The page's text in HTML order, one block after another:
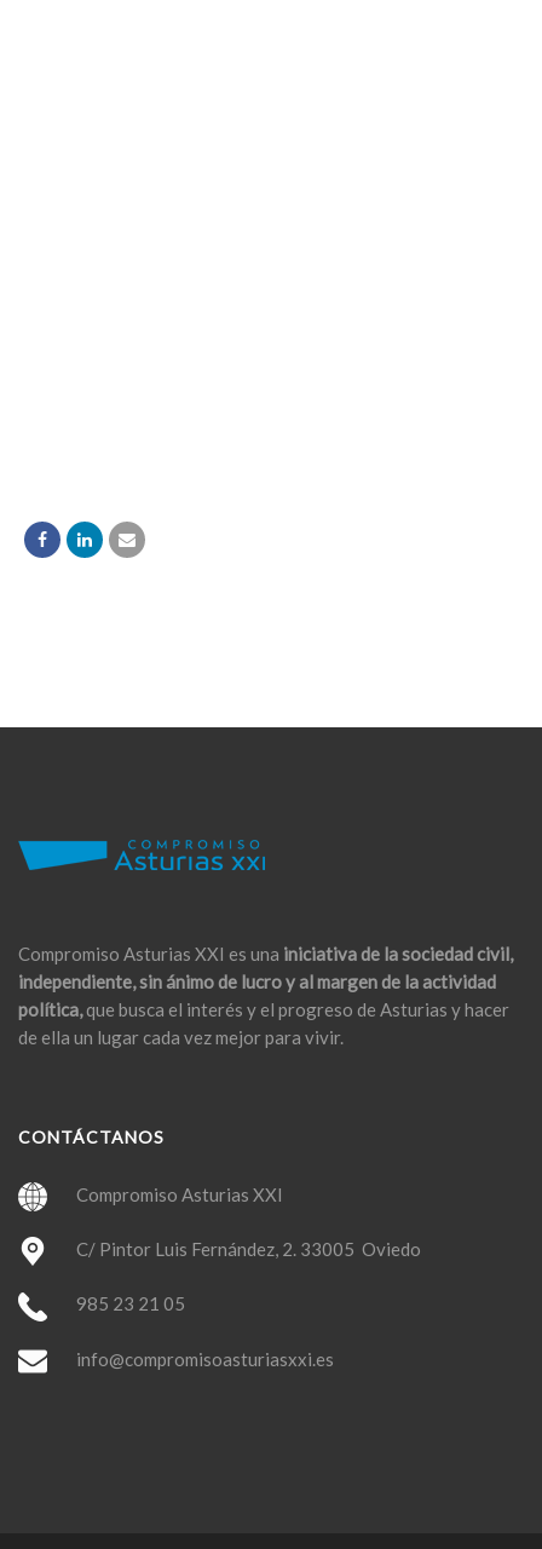
Compromiso Asturias XXI es una iniciativa de la sociedad civil,
independiente, sin ánimo de lucro y al margen de la actividad
política,que busca el interés y el progreso de Asturias y hacer
de ella un lugar cada vez mejor para vivir.
CONTÁCTANOS
Compromiso Asturias XXI
C/ Pintor Luis Fernández, 2. 33005 Oviedo
985 23 21 05
info@compromisoasturiasxxi.es